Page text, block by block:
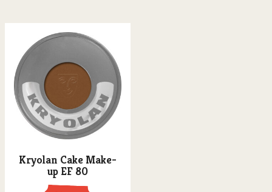
X-Sins glitters
Kryolan Cake Make-
up EF 80